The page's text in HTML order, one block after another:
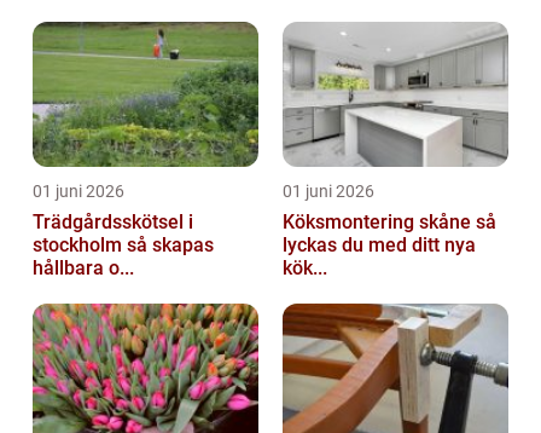
01 juni 2026
Trädgårdsskötsel i
stockholm så skapas
hållbara o...
01 juni 2026
Köksmontering skåne så
lyckas du med ditt nya
kök...